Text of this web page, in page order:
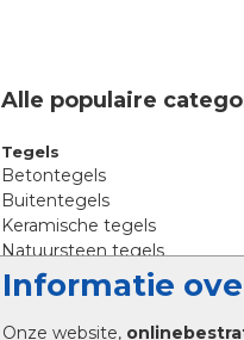
Informatie
Onze website,
Alle populaire
Tegels
Betontegels
Buitentegels
Keramische tegels
Natuursteen tegels
Siertegels
Stoeptegels
Straattegels